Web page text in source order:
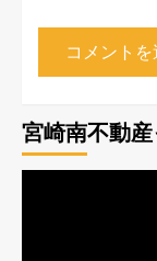
宮崎南不動